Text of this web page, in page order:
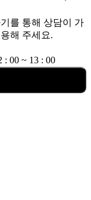
를 통해 상담이 가
해 주세요.
: 00 ~ 13 : 00